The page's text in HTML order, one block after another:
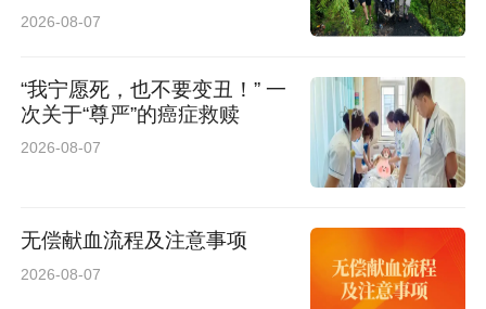
风的倡导者、践行者和传播者。
此次“大宣讲”活动，通过“集中宣讲+广场宣传+入
户走访”的立体化模式，让移风易俗理念真正走进
了居民心中，有效拉近了文明实践与群众的距
作，常态化开展形式多样的文明实践活动，以“小
切口”推动“大文明”，让文明新风吹遍社区每个角
2026-08-07
“我宁愿死，也不要变丑！” 一
次关于“尊严”的癌症救赎
2026-08-07
无偿献血流程及注意事项
2026-08-07